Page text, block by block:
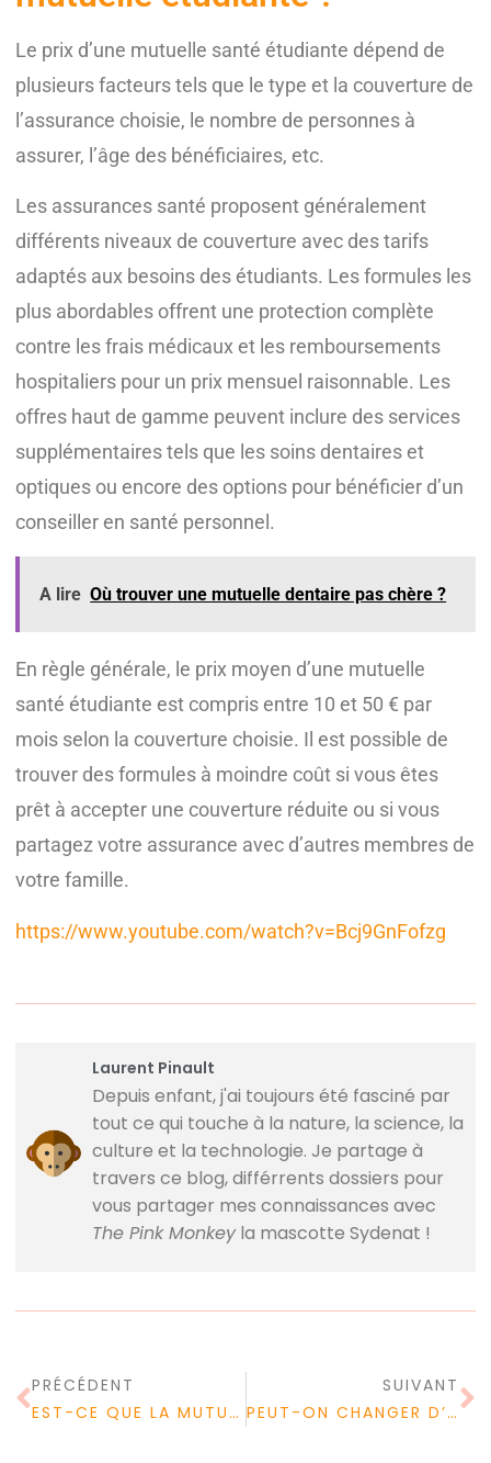
Le prix d’une mutuelle santé étudiante dépend de
plusieurs facteurs tels que le type et la couverture de
l’assurance choisie, le nombre de personnes à
assurer, l’âge des bénéficiaires, etc.
Les assurances santé proposent généralement
différents niveaux de couverture avec des tarifs
adaptés aux besoins des étudiants. Les formules les
plus abordables offrent une protection complète
contre les frais médicaux et les remboursements
hospitaliers pour un prix mensuel raisonnable. Les
offres haut de gamme peuvent inclure des services
supplémentaires tels que les soins dentaires et
optiques ou encore des options pour bénéficier d’un
conseiller en santé personnel.
A lire Où trouver une mutuelle dentaire pas chère ?
En règle générale, le prix moyen d’une mutuelle
santé étudiante est compris entre 10 et 50 € par
mois selon la couverture choisie. Il est possible de
trouver des formules à moindre coût si vous êtes
prêt à accepter une couverture réduite ou si vous
partagez votre assurance avec d’autres membres de
votre famille.
https://www.youtube.com/watch?v=Bcj9GnFofzg
Laurent Pinault
Depuis enfant, j'ai toujours été fasciné par
tout ce qui touche à la nature, la science, la
culture et la technologie. Je partage à
travers ce blog, différrents dossiers pour
vous partager mes connaissances avec
The Pink Monkeyla mascotte Sydenat !
PRÉCÉDENT
EST-CE QUE LA MUTUELLE PREND EN CHARGE LES SOINS DENTAIRES ?
SUIVANT
PEUT-ON CHANGER D’ASSURANCE POUR UN PRET IMMOBILIER ?